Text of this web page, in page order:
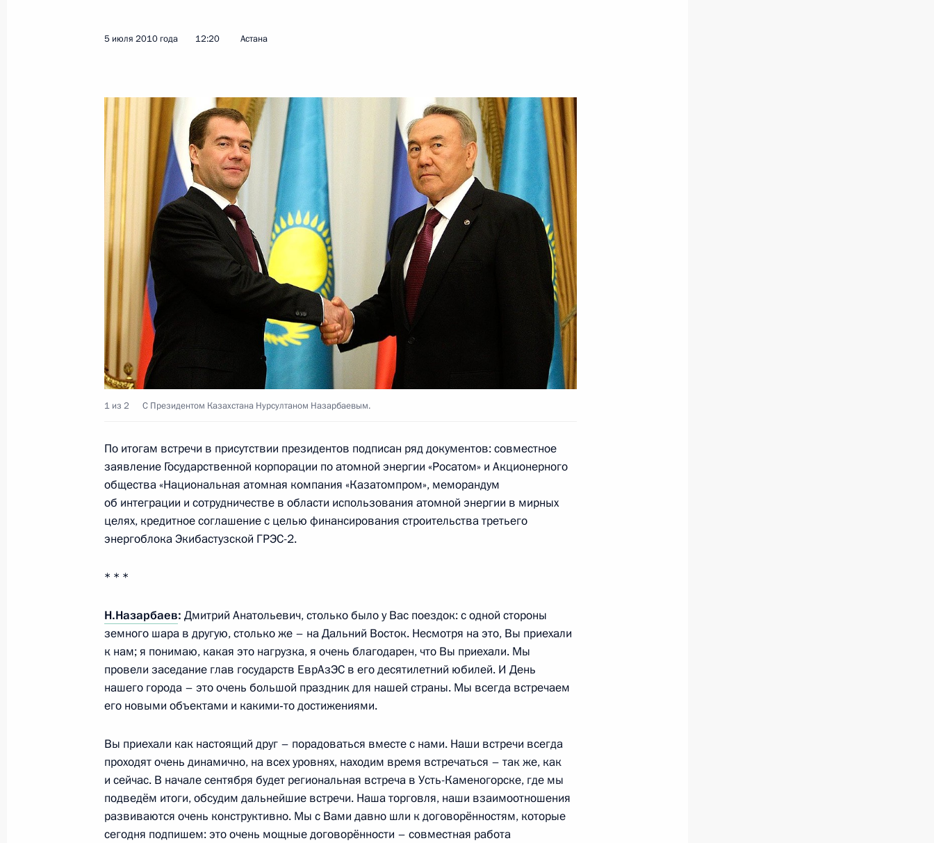
9 июля 2010 года, пятница
Дмитрий Медведев провёл совещание по вопросу развития
средств массовой информации
9 июля 2010 года, 17:00 Московская область, Горки
1
Выступление на церемонии награждения медалью Пушкина
Генерального секретаря Центрального комитета
Коммунистической партии Вьетнама Нонг Дык Маня
9 июля 2010 года, 14:30 Москва, Кремль
1
8 июля 2010 года, четверг
Рабочая встреча с губернатором Тверской области Дмитрием
Зелениным
1
Стенографический отчёт о заседании Совета по развитию
информационного общества в России
8 июля 2010 года, 15:30 Тверь
Рабочая встреча с губернатором Чукотки Романом Копиным
7 июля 2010 года, 12:00 Московская область, Горки
1
Закон «О милиции» должен чётко определить права
и обязанности сотрудников МВД
6 июля 2010 года, 19:00 Московская область, Горки
2
5 июля 2010 года 12:20 Астана
1 из 2 С Президентом Казахстана Нурсултаном Назарбаевым.
По итогам встречи в присутствии президентов подписан ряд документов: совместное
заявление Государственной корпорации по атомной энергии «Росатом» и Акционерного
общества «Национальная атомная компания «Казатомпром», меморандум
об интеграции и сотрудничестве в области использования атомной энергии в мирных
целях, кредитное соглашение с целью финансирования строительства третьего
энергоблока Экибастузской ГРЭС-2.
* * *
Н.Назарбаев: Дмитрий Анатольевич, столько было у Вас поездок: с одной стороны
земного шара в другую, столько же – на Дальний Восток. Несмотря на это, Вы приехали
к нам; я понимаю, какая это нагрузка, я очень благодарен, что Вы приехали. Мы
провели заседание глав государств ЕврАзЭС в его десятилетний юбилей. И День
нашего города – это очень большой праздник для нашей страны. Мы всегда встречаем
его новыми объектами и какими‑то достижениями.
Вы приехали как настоящий друг – порадоваться вместе с нами. Наши встречи всегда
проходят очень динамично, на всех уровнях, находим время встречаться – так же, как
и сейчас. В начале сентября будет региональная встреча в Усть-Каменогорске, где мы
подведём итоги, обсудим дальнейшие встречи. Наша торговля, наши взаимоотношения
развиваются очень конструктивно. Мы с Вами давно шли к договорённостям, которые
сегодня подпишем: это очень мощные договорённости – совместная работа